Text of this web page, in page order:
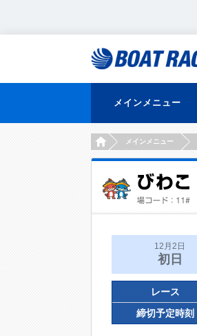
メインメニュー
HOMEメインメニュー
12月2日
初日
レース
締切予定時刻